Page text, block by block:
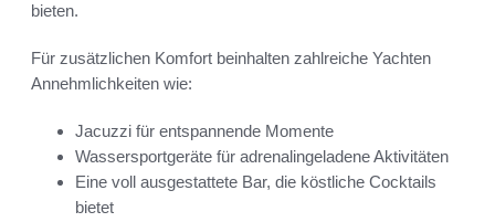
bieten.
Für zusätzlichen Komfort beinhalten zahlreiche Yachten
Annehmlichkeiten wie:
Jacuzzi für entspannende Momente
Wassersportgeräte für adrenalingeladene Aktivitäten
Eine voll ausgestattete Bar, die köstliche Cocktails
bietet